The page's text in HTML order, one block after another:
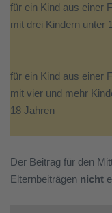
für ein Kind aus einer
mit drei Kindern unter
für ein Kind aus einer
mit vier und mehr
18 Jahren
Der Beitrag für den
Elternbeiträgen nicht